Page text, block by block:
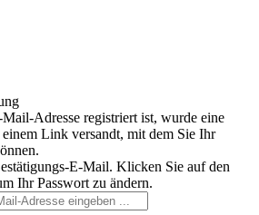
Adresse registriert ist, wurde eine
Link versandt, mit dem Sie Ihr
E-Mail. Klicken Sie auf den
Ihr Passwort zu ändern.